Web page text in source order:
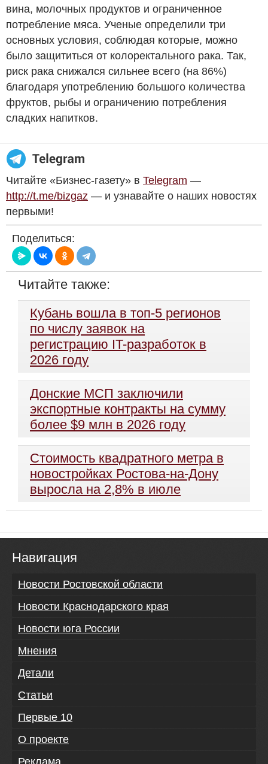
вина, молочных продуктов и ограниченное
потребление мяса. Ученые определили три
основных условия, соблюдая которые, можно
было защититься от колоректального рака. Так,
риск рака снижался сильнее всего (на 86%)
благодаря употреблению большого количества
фруктов, рыбы и ограничению потребления
сладких напитков.
Читайте «Бизнес-газету» в Telegram —
http://t.me/bizgaz — и узнавайте о наших новостях
первыми!
Поделиться:
Читайте также:
Кубань вошла в топ-5 регионов
по числу заявок на
регистрацию IT-разработок в
2026 году
Донские МСП заключили
экспортные контракты на сумму
более $9 млн в 2026 году
Стоимость квадратного метра в
новостройках Ростова-на-Дону
выросла на 2,8% в июле
Навигация
Новости Ростовской области
Новости Краснодарского края
Новости юга России
Мнения
Детали
Статьи
Первые 10
О проекте